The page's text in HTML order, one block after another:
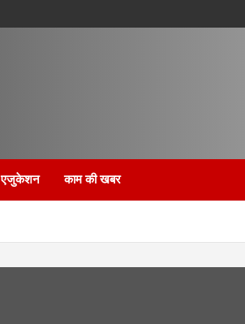
एजुकेशन काम की खबर